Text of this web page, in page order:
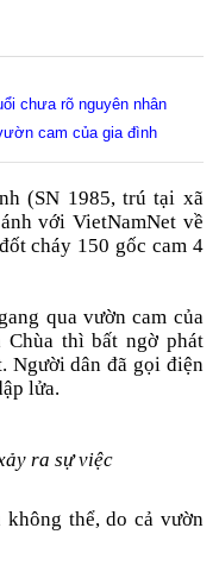
chưa rõ nguyên nhân
cam của gia đình
(SN 1985, trú tại xã
với VietNamNet về
cháy 150 gốc cam 4
qua vườn cam của
thì bất ngờ phát
Người dân đã gọi điện
lửa.
ra sự việc
thể, do cả vườn